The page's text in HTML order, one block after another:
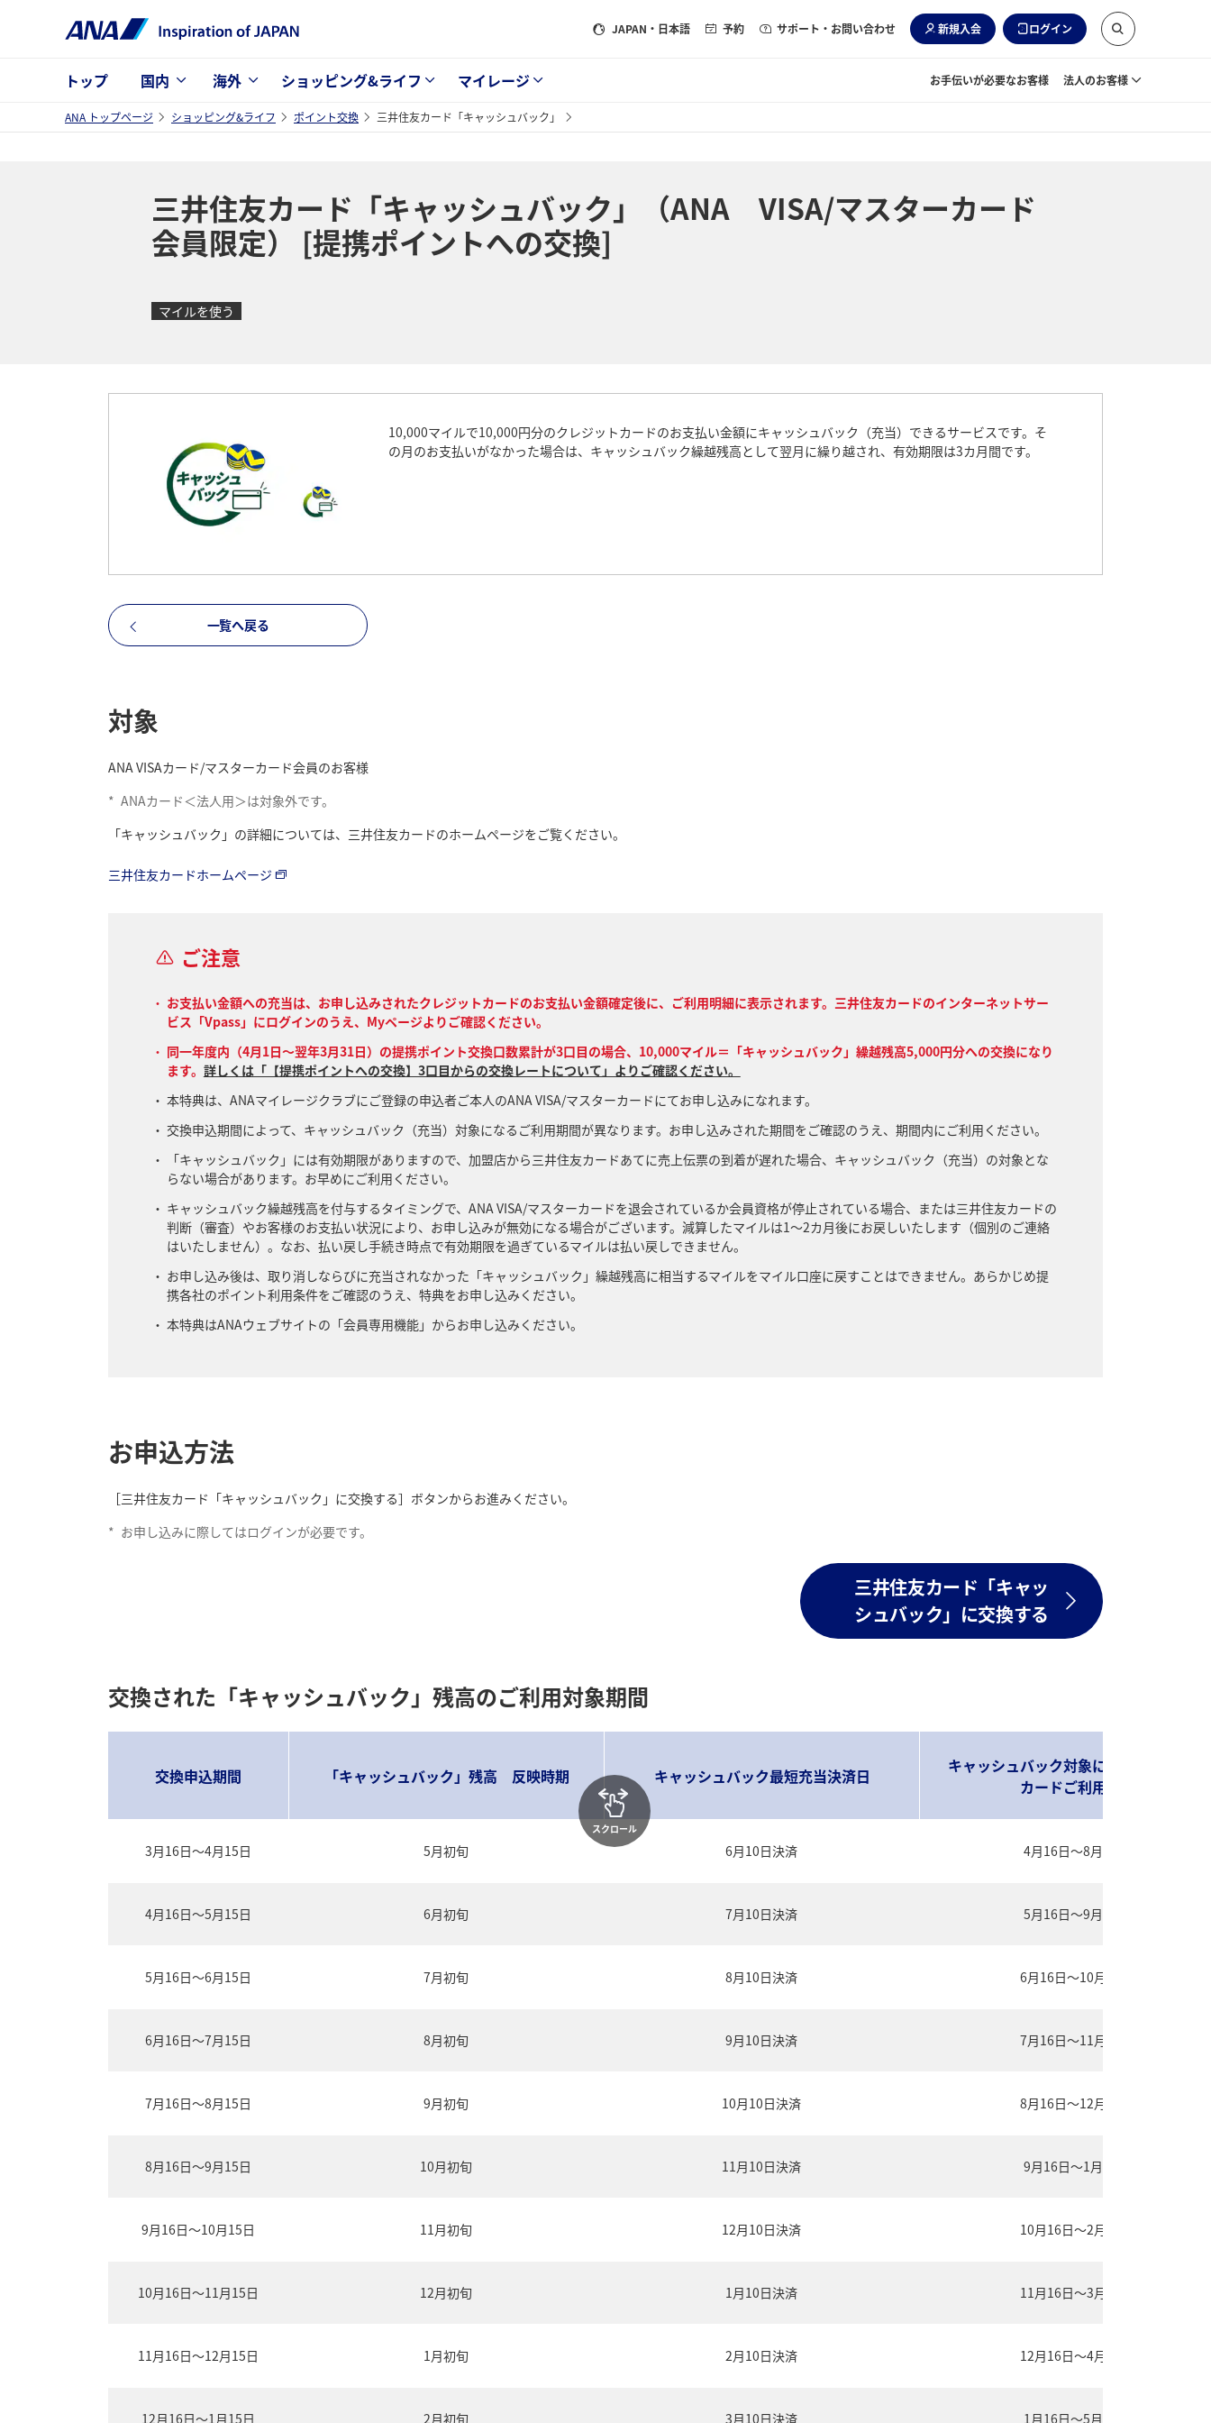
JAPAN ・日本語 予約 サポート・お問い合わせ 新規入会 ログイン
トップ 国内 海外 ショッピング&ライフ マイレージ お手伝いが必要なお客様 法人のお客様
ANA トップページ ショッピング&ライフ ポイント交換 三井住友カード「キャッシュバック」
三井住友カード「キャッシュバック」（ANA VISA/マスターカード
会員限定） [提携ポイントへの交換]
マイルを使う
10,000マイルで10,000円分のクレジットカードのお支払い金額にキャッシュバック（充当）できるサービスです。そ
の月のお支払いがなかった場合は、キャッシュバック繰越残高として翌月に繰り越され、有効期限は3カ月間です。
一覧へ戻る
対象
ANA VISAカード/マスターカード会員のお客様
* ANAカード＜法人用＞は対象外です。
「キャッシュバック」の詳細については、三井住友カードのホームページをご覧ください。
三井住友カードホームページ
ご注意
お支払い金額への充当は、お申し込みされたクレジットカードのお支払い金額確定後に、ご利用明細に表示されます。三井住友カードのインターネットサー
ビス「Vpass」にログインのうえ、Myページよりご確認ください。
同一年度内（4月1日～翌年3月31日）の提携ポイント交換口数累計が3口目の場合、10,000マイル＝「キャッシュバック」繰越残高5,000円分への交換になり
ます。 詳しくは「【提携ポイントへの交換】3口目からの交換レートについて」よりご確認ください。
本特典は、ANAマイレージクラブにご登録の申込者ご本人のANA VISA/マスターカードにてお申し込みになれます。
交換申込期間によって、キャッシュバック（充当）対象になるご利用期間が異なります。お申し込みされた期間をご確認のうえ、期間内にご利用ください。
「キャッシュバック」には有効期限がありますので、加盟店から三井住友カードあてに売上伝票の到着が遅れた場合、キャッシュバック（充当）の対象とな
らない場合があります。お早めにご利用ください。
キャッシュバック繰越残高を付与するタイミングで、ANA VISA/マスターカードを退会されているか会員資格が停止されている場合、または三井住友カードの
判断（審査）やお客様のお支払い状況により、お申し込みが無効になる場合がございます。減算したマイルは1～2カ月後にお戻しいたします（個別のご連絡
はいたしません）。なお、払い戻し手続き時点で有効期限を過ぎているマイルは払い戻しできません。
お申し込み後は、取り消しならびに充当されなかった「キャッシュバック」繰越残高に相当するマイルをマイル口座に戻すことはできません。あらかじめ提
携各社のポイント利用条件をご確認のうえ、特典をお申し込みください。
本特典はANAウェブサイトの「会員専用機能」からお申し込みください。
お申込方法
［三井住友カード「キャッシュバック」に交換する］ボタンからお進みください。
* お申し込みに際してはログインが必要です。
三井住友カード「キャッ
シュバック」に交換する
交換された「キャッシュバック」残高のご利用対象期間
交換申込期間 「キャッシュバック」残高 反映時期 キャッシュバック最短充当決済日
キャッシュバック対象になるクレジット
カードご利用期間
3月16日～4月15日 5月初旬 6月10日決済 4月16日～8月15日
4月16日～5月15日 6月初旬 7月10日決済 5月16日～9月15日
5月16日～6月15日 7月初旬 8月10日決済 6月16日～10月15日
6月16日～7月15日 8月初旬 9月10日決済 7月16日～11月15日
7月16日～8月15日 9月初旬 10月10日決済 8月16日～12月15日
8月16日～9月15日 10月初旬 11月10日決済 9月16日～1月15日
9月16日～10月15日 11月初旬 12月10日決済 10月16日～2月15日
10月16日～11月15日 12月初旬 1月10日決済 11月16日～3月15日
11月16日～12月15日 1月初旬 2月10日決済 12月16日～4月15日
12月16日～1月15日 2月初旬 3月10日決済 1月16日～5月15日
スクロール